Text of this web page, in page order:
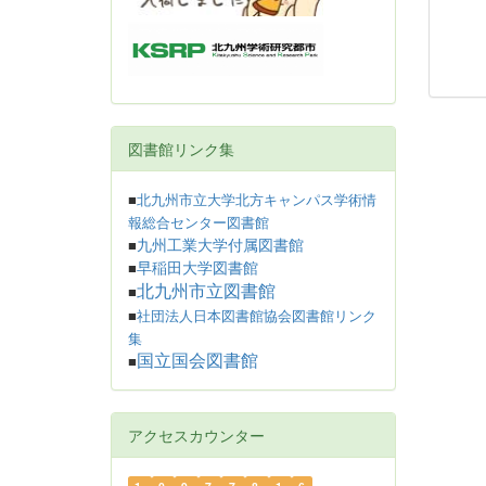
図書館リンク集
■北九州市立大学北方キャンパス学術情
報総合センター図書館
■九州工業大学付属図書館
■早稲田大学図書館
■北九州市立図書館
■社団法人日本図書館協会図書館リンク
集
■ 国立国会図書館
アクセスカウンター